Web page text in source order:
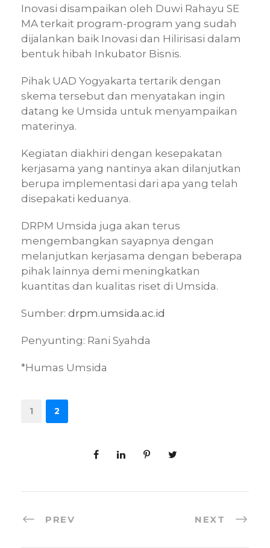
Inovasi disampaikan oleh Duwi Rahayu SE
MA terkait program-program yang sudah
dijalankan baik Inovasi dan Hilirisasi dalam
bentuk hibah Inkubator Bisnis.
Pihak UAD Yogyakarta tertarik dengan
skema tersebut dan menyatakan ingin
datang ke Umsida untuk menyampaikan
materinya.
Kegiatan diakhiri dengan kesepakatan
kerjasama yang nantinya akan dilanjutkan
berupa implementasi dari apa yang telah
disepakati keduanya.
DRPM Umsida juga akan terus
mengembangkan sayapnya dengan
melanjutkan kerjasama dengan beberapa
pihak lainnya demi meningkatkan
kuantitas dan kualitas riset di Umsida.
Sumber: drpm.umsida.ac.id
Penyunting: Rani Syahda
*Humas Umsida
1 2
PREV NEXT